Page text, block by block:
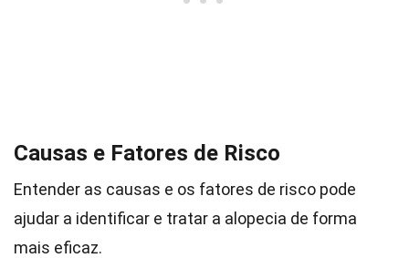
Causas e Fatores de Risco
Entender as causas e os fatores de risco pode
ajudar a identificar e tratar a alopecia de forma
mais eficaz.